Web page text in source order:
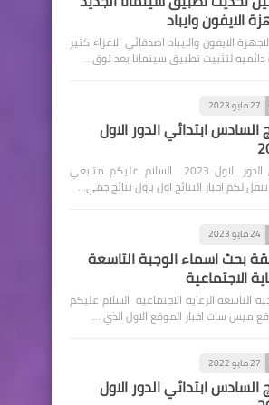
الايفون وايباد
الايفون والايباد اصدقائي الاعزاء كثير
لتثبيت تطبيق سينمانا بعد توق…
27 مايو 2023
السادس ابتدائي الدور الاول
نتائج السادس ابتدائي الدور الاول 2023 السلام عليكم متابعي
لكم اخبار النتائج اول باول نتائج جمي…
24 مايو 2023
بحث اسماء الوجبة التاسعة
الاجتماعية
التاسعة الرعاية الاجتماعية السلام عليكم
ميس سات اخبار الموقع الاول الذي …
27 مايو 2022
السادس ابتدائي الدور الاول
الافلام
حسب نوع
النت الخاص
التعليم
قبول الطلبة ضمن
الصباحي